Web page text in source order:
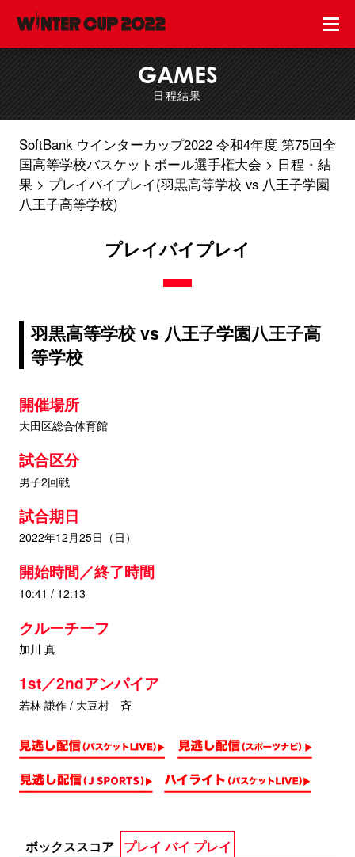
GAMES
日程結果
SoftBank ウインターカップ2022 令和4年度 第75回全
国高等学校バスケットボール選手権大会
日程・結
果
プレイバイプレイ(羽黒高等学校 vs 八王子学園
八王子高等学校)
プレイバイプレイ
羽黒高等学校 vs 八王子学園八王子高
等学校
開催場所
大田区総合体育館
試合区分
男子2回戦
試合期日
2022年12月25日（日）
開始時間／終了時間
10:41 / 12:13
クルーチーフ
加川 真
1st／2ndアンパイア
若林 謙作 / 大豆村 斉
ボックススコア プレイ バイ プレイ